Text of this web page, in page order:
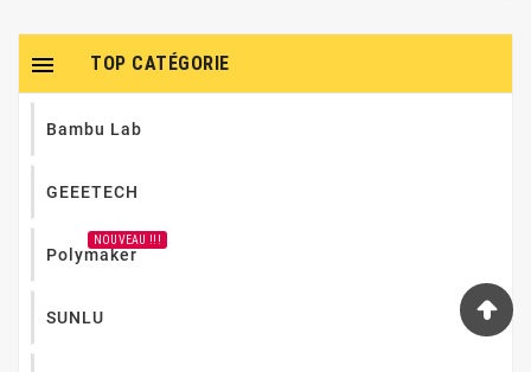
TOP CATÉGORIE

Bambu Lab
GEEETECH
Polymaker
NOUVEAU !!!
SUNLU